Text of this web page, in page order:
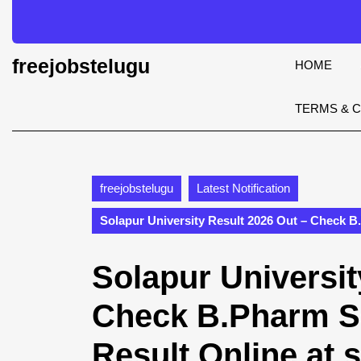
content
Skip
to
freejobstelugu HOME
TERMS &
freejobstelugu Latest Notification
Solapur University Result 2026 Out – Check
Solapur
Check B.Pharm